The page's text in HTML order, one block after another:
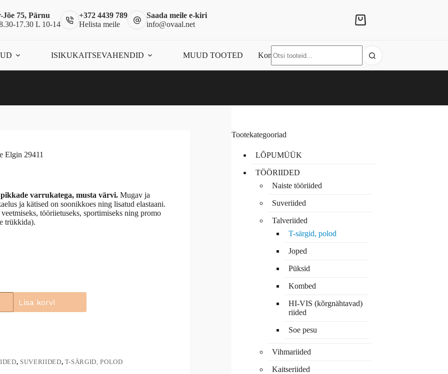
Jõe 75, Pärnu
17.30 L 10-14
+372 4439 789
Helista meile
Saada meile e-kiri
info@ovaal.net
Shopping
ISIKUKAITSEVAHENDID MUUD TOOTED Kontakt
results
Elgin 29411
varrukatega, musta värvi. Mugav ja
ja kätised on soonikkoes ning lisatud elastaani.
tööriietuseks, sportimiseks ning promo
trükkida).
Lisa korvi
, SUVERIIDED, T-SÄRGID, POLOD
Tootekategooriad
LÕPUMÜÜK
TÖÖRIIDED
Naiste tööriided
Suveriided
Talveriided
T-särgid, polod
Joped
Püksid
Kombed
HI-VIS (kõrgnähtavad)
riided
Soe pesu
Vihmariided
Kaitseriided